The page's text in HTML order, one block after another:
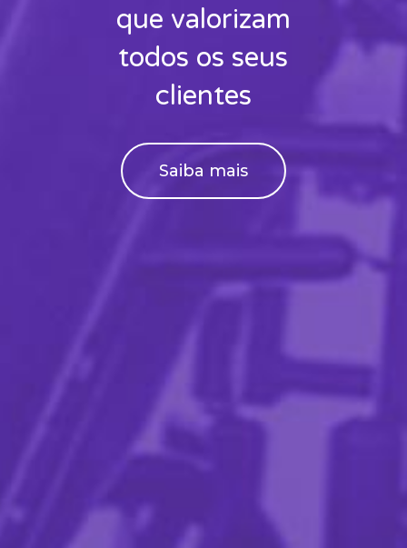
que valorizam
todos os seus
clientes
Saiba mais